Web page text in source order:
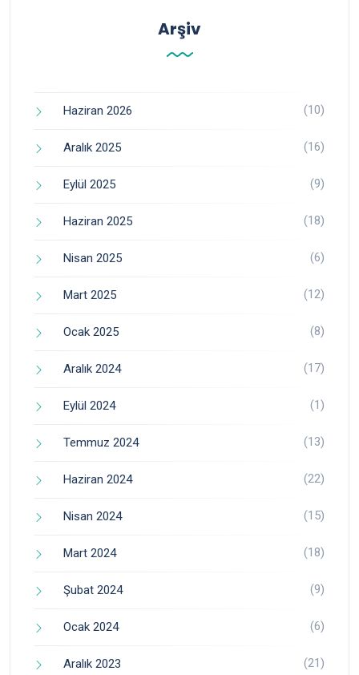
Arşiv
Haziran 2026 (10)
Aralık 2025 (16)
Eylül 2025 (9)
Haziran 2025 (18)
Nisan 2025 (6)
Mart 2025 (12)
Ocak 2025 (8)
Aralık 2024 (17)
Eylül 2024 (1)
Temmuz 2024 (13)
Haziran 2024 (22)
Nisan 2024 (15)
Mart 2024 (18)
Şubat 2024 (9)
Ocak 2024 (6)
Aralık 2023 (21)